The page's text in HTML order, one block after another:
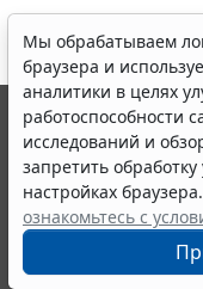
Мы обрабатываем
браузера и
аналитики в целях
работоспособности
исследований и
запретить
настройках
ознакомьтесь с
© ООО "НПП "ГАРАНТ-
выпускается с 1990
являются
информации ГАРАНТ.
Портал ГАРАНТ.РУ
издания